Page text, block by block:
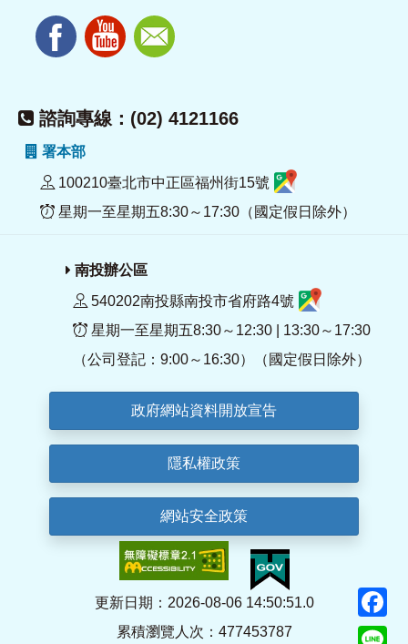
諮詢專線：(02) 4121166
署本部
100210臺北市中正區福州街15號
星期一至星期五8:30～17:30（國定假日除外）
南投辦公區
540202南投縣南投市省府路4號
星期一至星期五8:30～12:30 | 13:30～17:30
（公司登記：9:00～16:30）（國定假日除外）
政府網站資料開放宣告
隱私權政策
網站安全政策
更新日期：2026-08-06 14:50:51.0
累積瀏覽人次：477453787